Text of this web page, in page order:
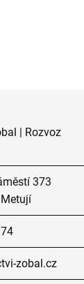
| Rozvoz
373
zobal.cz